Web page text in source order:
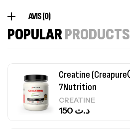
AVIS (0)
POPULARPRODUCTS
7Nutrition
CREATINE
د.ت150